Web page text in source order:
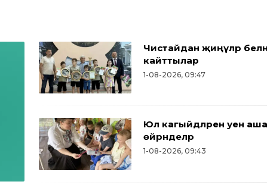
Чистайдан җиңүләр белән
кайттылар
1-08-2026, 09:47
Юл кагыйдәләрен уен аша
өйрәнделәр
1-08-2026, 09:43